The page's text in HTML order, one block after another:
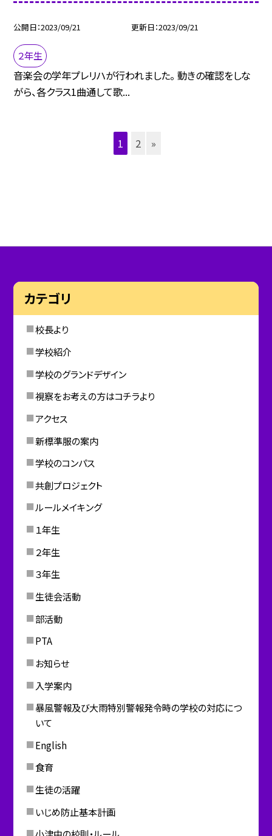
公開日 2023/09/21 更新日 2023/09/21
２年生
音楽会の学年プレリハが行われました。 動きの確認をしな
がら、各クラス1曲通して歌...
1 2 »
カテゴリ
校長より
学校紹介
学校のグランドデザイン
視察をお考えの方はコチラより
アクセス
新標準服の案内
学校のコンパス
共創プロジェクト
ルールメイキング
１年生
２年生
３年生
生徒会活動
部活動
PTA
お知らせ
入学案内
暴風警報及び大雨特別警報発令時の学校の対応につ
いて
English
食育
生徒の活躍
いじめ防止基本計画